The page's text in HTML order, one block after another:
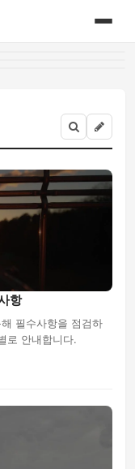
항
필수사항을 점검하
로 안내합니다.